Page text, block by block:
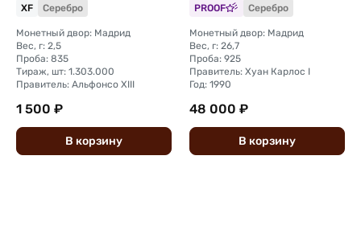
XF Серебро
Монетный двор: Мадрид
Вес, г: 2,5
Проба: 835
Тираж, шт: 1.303.000
Правитель: Альфонсо XIII
1 500 ₽
В корзину
PROOF Серебро
Монетный двор: Мадрид
Вес, г: 26,7
Проба: 925
Правитель: Хуан Карлос I
Год: 1990
48 000 ₽
В корзину